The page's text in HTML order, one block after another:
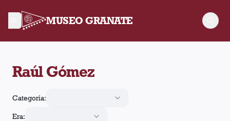
MUSEO GRANATE
Raúl Gómez
Categoría:
Era: